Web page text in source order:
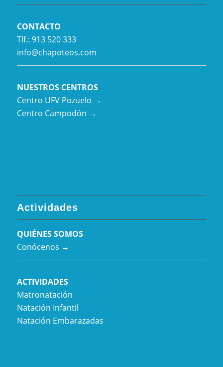
CONTACTO
Tlf.: 913 520 333
info@chapoteos.com
NUESTROS CENTROS
Centro UFV Pozuelo →
Centro Campodón →
Actividades
QUIÉNES SOMOS
Conócenos →
ACTIVIDADES
Matronatación
Natación Infantil
Natación Embarazadas